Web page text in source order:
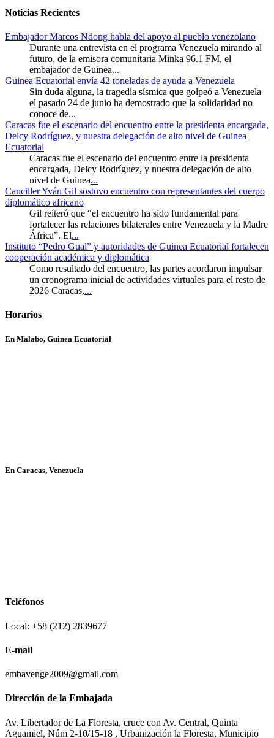
Noticias Recientes
Embajador Marcos Ndong habla del apoyo al pueblo venezolano
Durante una entrevista en el programa Venezuela mirando al
futuro, de la emisora comunitaria Minka 96.1 FM, el
embajador de Guinea...
Guinea Ecuatorial envía 42 toneladas de ayuda a Venezuela
Sin duda alguna, la tragedia sísmica que golpeó a Venezuela
el pasado 24 de junio ha demostrado que la solidaridad no
conoce de...
Caracas fue el escenario del encuentro entre la presidenta encargada,
Delcy Rodríguez, y nuestra delegación de alto nivel de Guinea
Ecuatorial
Caracas fue el escenario del encuentro entre la presidenta
encargada, Delcy Rodríguez, y nuestra delegación de alto
nivel de Guinea...
Canciller Yván Gil sostuvo encuentro con representantes del cuerpo
diplomático africano
Gil reiteró que “el encuentro ha sido fundamental para
fortalecer las relaciones bilaterales entre Venezuela y la Madre
África”. El...
Instituto “Pedro Gual” y autoridades de Guinea Ecuatorial fortalecen
cooperación académica y diplomática
Como resultado del encuentro, las partes acordaron impulsar
un cronograma inicial de actividades virtuales para el resto de
2026 Caracas,...
Horarios
En Malabo, Guinea Ecuatorial
En Caracas, Venezuela
Teléfonos
Local: +58 (212) 2839677
E-mail
embavenge2009@gmail.com
Dirección de la Embajada
Av. Libertador de La Floresta, cruce con Av. Central, Quinta
Aguamiel, Núm 2-10/15-18 , Urbanización la Floresta, Municipio